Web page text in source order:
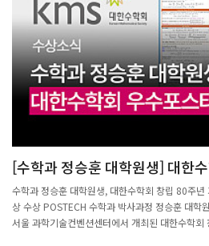
[수학과 정승훈 대학원생] 대한
국제학술대회 우수포스터상 대
수학과 정승훈 대학원생, 대한수학회 창립 80주
상 수상 POSTECH 수학과 박사과정 정승훈 대학
서울 과학기술컨벤션센터에서 개최된 대한수학